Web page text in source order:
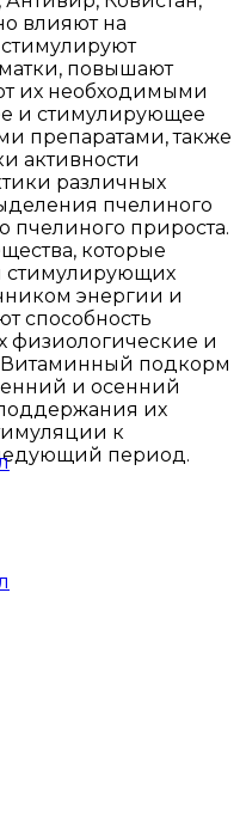
влияют на
стимулируют
повышают
их необходимыми
и стимулирующее
препаратами, также
активности
различных
пчелиного
пчелиного прироста.
которые
стимулирующих
энергии и
способность
физиологические и
подкорм
и осенний
их
к
период.